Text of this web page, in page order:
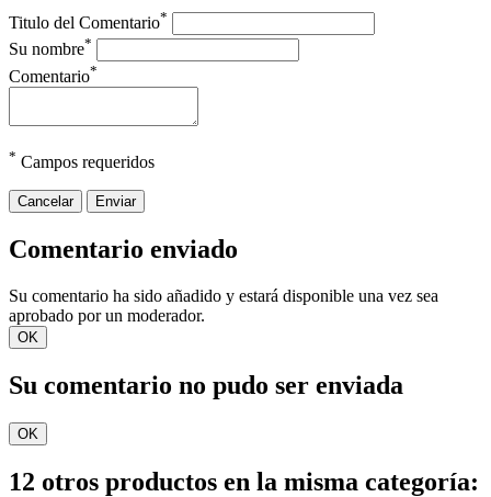
Titulo del Comentario*
Su nombre*
Comentario*
* Campos requeridos
Cancelar Enviar
Comentario enviado
Su comentario ha sido añadido y estará disponible una vez sea
aprobado por un moderador.
OK
Su comentario no pudo ser enviada
OK
12 otros productos en la misma categoría: